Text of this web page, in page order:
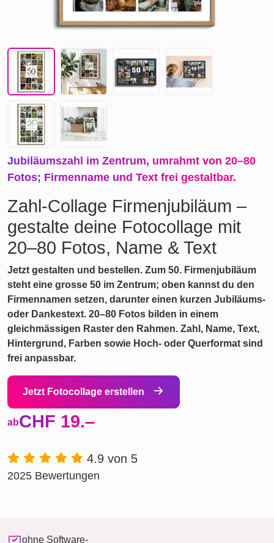
Jubiläumszahl im Zentrum, umrahmt von 20–80
Fotos; Firmenname und Text frei gestaltbar.
Zahl-Collage Firmenjubiläum –
gestalte deine Fotocollage mit
20–80 Fotos, Name & Text
Jetzt gestalten und bestellen. Zum 50. Firmenjubiläum
steht eine grosse 50 im Zentrum; oben kannst du den
Firmennamen setzen, darunter einen kurzen Jubiläums-
oder Dankestext. 20–80 Fotos bilden in einem
gleichmässigen Raster den Rahmen. Zahl, Name, Text,
Hintergrund, Farben sowie Hoch- oder Querformat sind
frei anpassbar.
Jetzt Fotocollage erstellen
abCHF 19.–
4.9 von 5
2025 Bewertungen
ohne Software-